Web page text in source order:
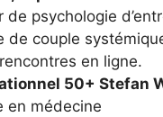
de psychologie
de couple
en ligne.
50+ Stefan
en médecine